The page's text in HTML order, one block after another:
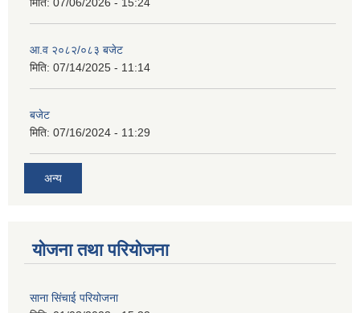
मिति: 07/06/2026 - 15:24
आ.व २०८२/०८३ बजेट
मिति: 07/14/2025 - 11:14
बजेट
मिति: 07/16/2024 - 11:29
अन्य
योजना तथा परियोजना
साना सिंचाई परियोजना